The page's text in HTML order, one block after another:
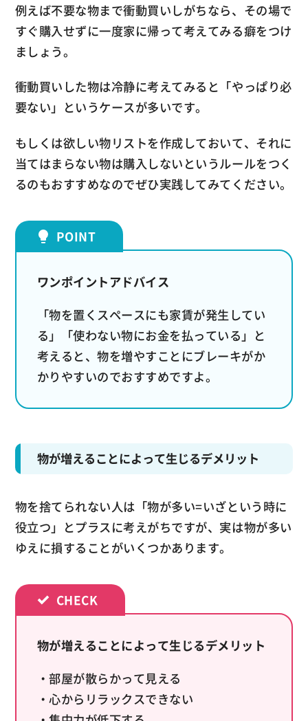
例えば不要な物まで衝動買いしがちなら、その場で
すぐ購入せずに一度家に帰って考えてみる癖をつけ
ましょう。
衝動買いした物は冷静に考えてみると「やっぱり必
要ない」というケースが多いです。
もしくは欲しい物リストを作成しておいて、それに
当てはまらない物は購入しないというルールをつく
るのもおすすめなのでぜひ実践してみてください。
ワンポイントアドバイス
「物を置くスペースにも家賃が発生してい
る」「使わない物にお金を払っている」と
考えると、物を増やすことにブレーキがか
かりやすいのでおすすめですよ。
物が増えることによって生じるデメリット
物を捨てられない人は「物が多い=いざという時に
役立つ」とプラスに考えがちですが、実は物が多い
ゆえに損することがいくつかあります。
物が増えることによって生じるデメリット
・部屋が散らかって見える
・心からリラックスできない